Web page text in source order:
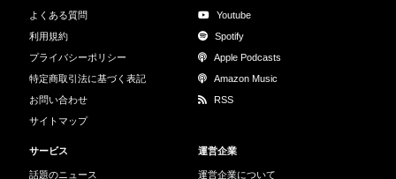
よくある質問
利用規約
プライバシーポリシー
特定商取引法に基づく表記
お問い合わせ
サイトマップ
Youtube
Spotify
Apple Podcasts
Amazon Music
RSS
サービス
話題のニュース
運営企業
運営企業について